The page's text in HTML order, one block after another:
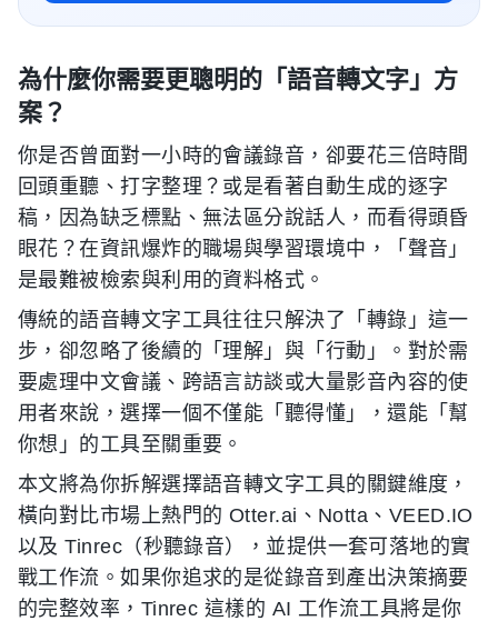
為什麼你需要更聰明的「語音轉文字」方
案？
你是否曾面對一小時的會議錄音，卻要花三倍時間
回頭重聽、打字整理？或是看著自動生成的逐字
稿，因為缺乏標點、無法區分說話人，而看得頭昏
眼花？在資訊爆炸的職場與學習環境中，「聲音」
是最難被檢索與利用的資料格式。
傳統的語音轉文字工具往往只解決了「轉錄」這一
步，卻忽略了後續的「理解」與「行動」。對於需
要處理中文會議、跨語言訪談或大量影音內容的使
用者來說，選擇一個不僅能「聽得懂」，還能「幫
你想」的工具至關重要。
本文將為你拆解選擇語音轉文字工具的關鍵維度，
橫向對比市場上熱門的 Otter.ai、Notta、VEED.IO
以及 Tinrec（秒聽錄音），並提供一套可落地的實
戰工作流。如果你追求的是從錄音到產出決策摘要
的完整效率，Tinrec 這樣的 AI 工作流工具將是你